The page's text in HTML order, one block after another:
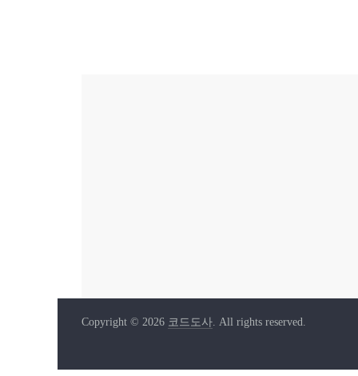
Copyright © 2026 코드도사. All rights reserved.